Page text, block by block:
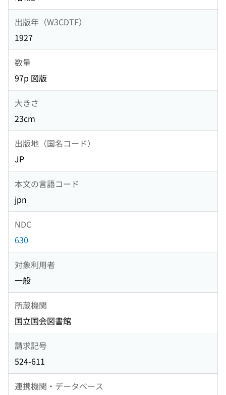
出版年（W3CDTF）
1927
数量
97p 図版
大きさ
23cm
出版地（国名コード）
JP
本文の言語コード
jpn
NDC
630
対象利用者
一般
所蔵機関
国立国会図書館
請求記号
524-611
連携機関・データベース